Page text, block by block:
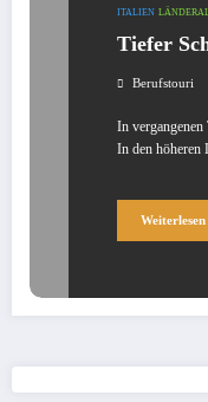
ITALIEN
Tiefer
Berufstouri
In
In den
Weiterlesen